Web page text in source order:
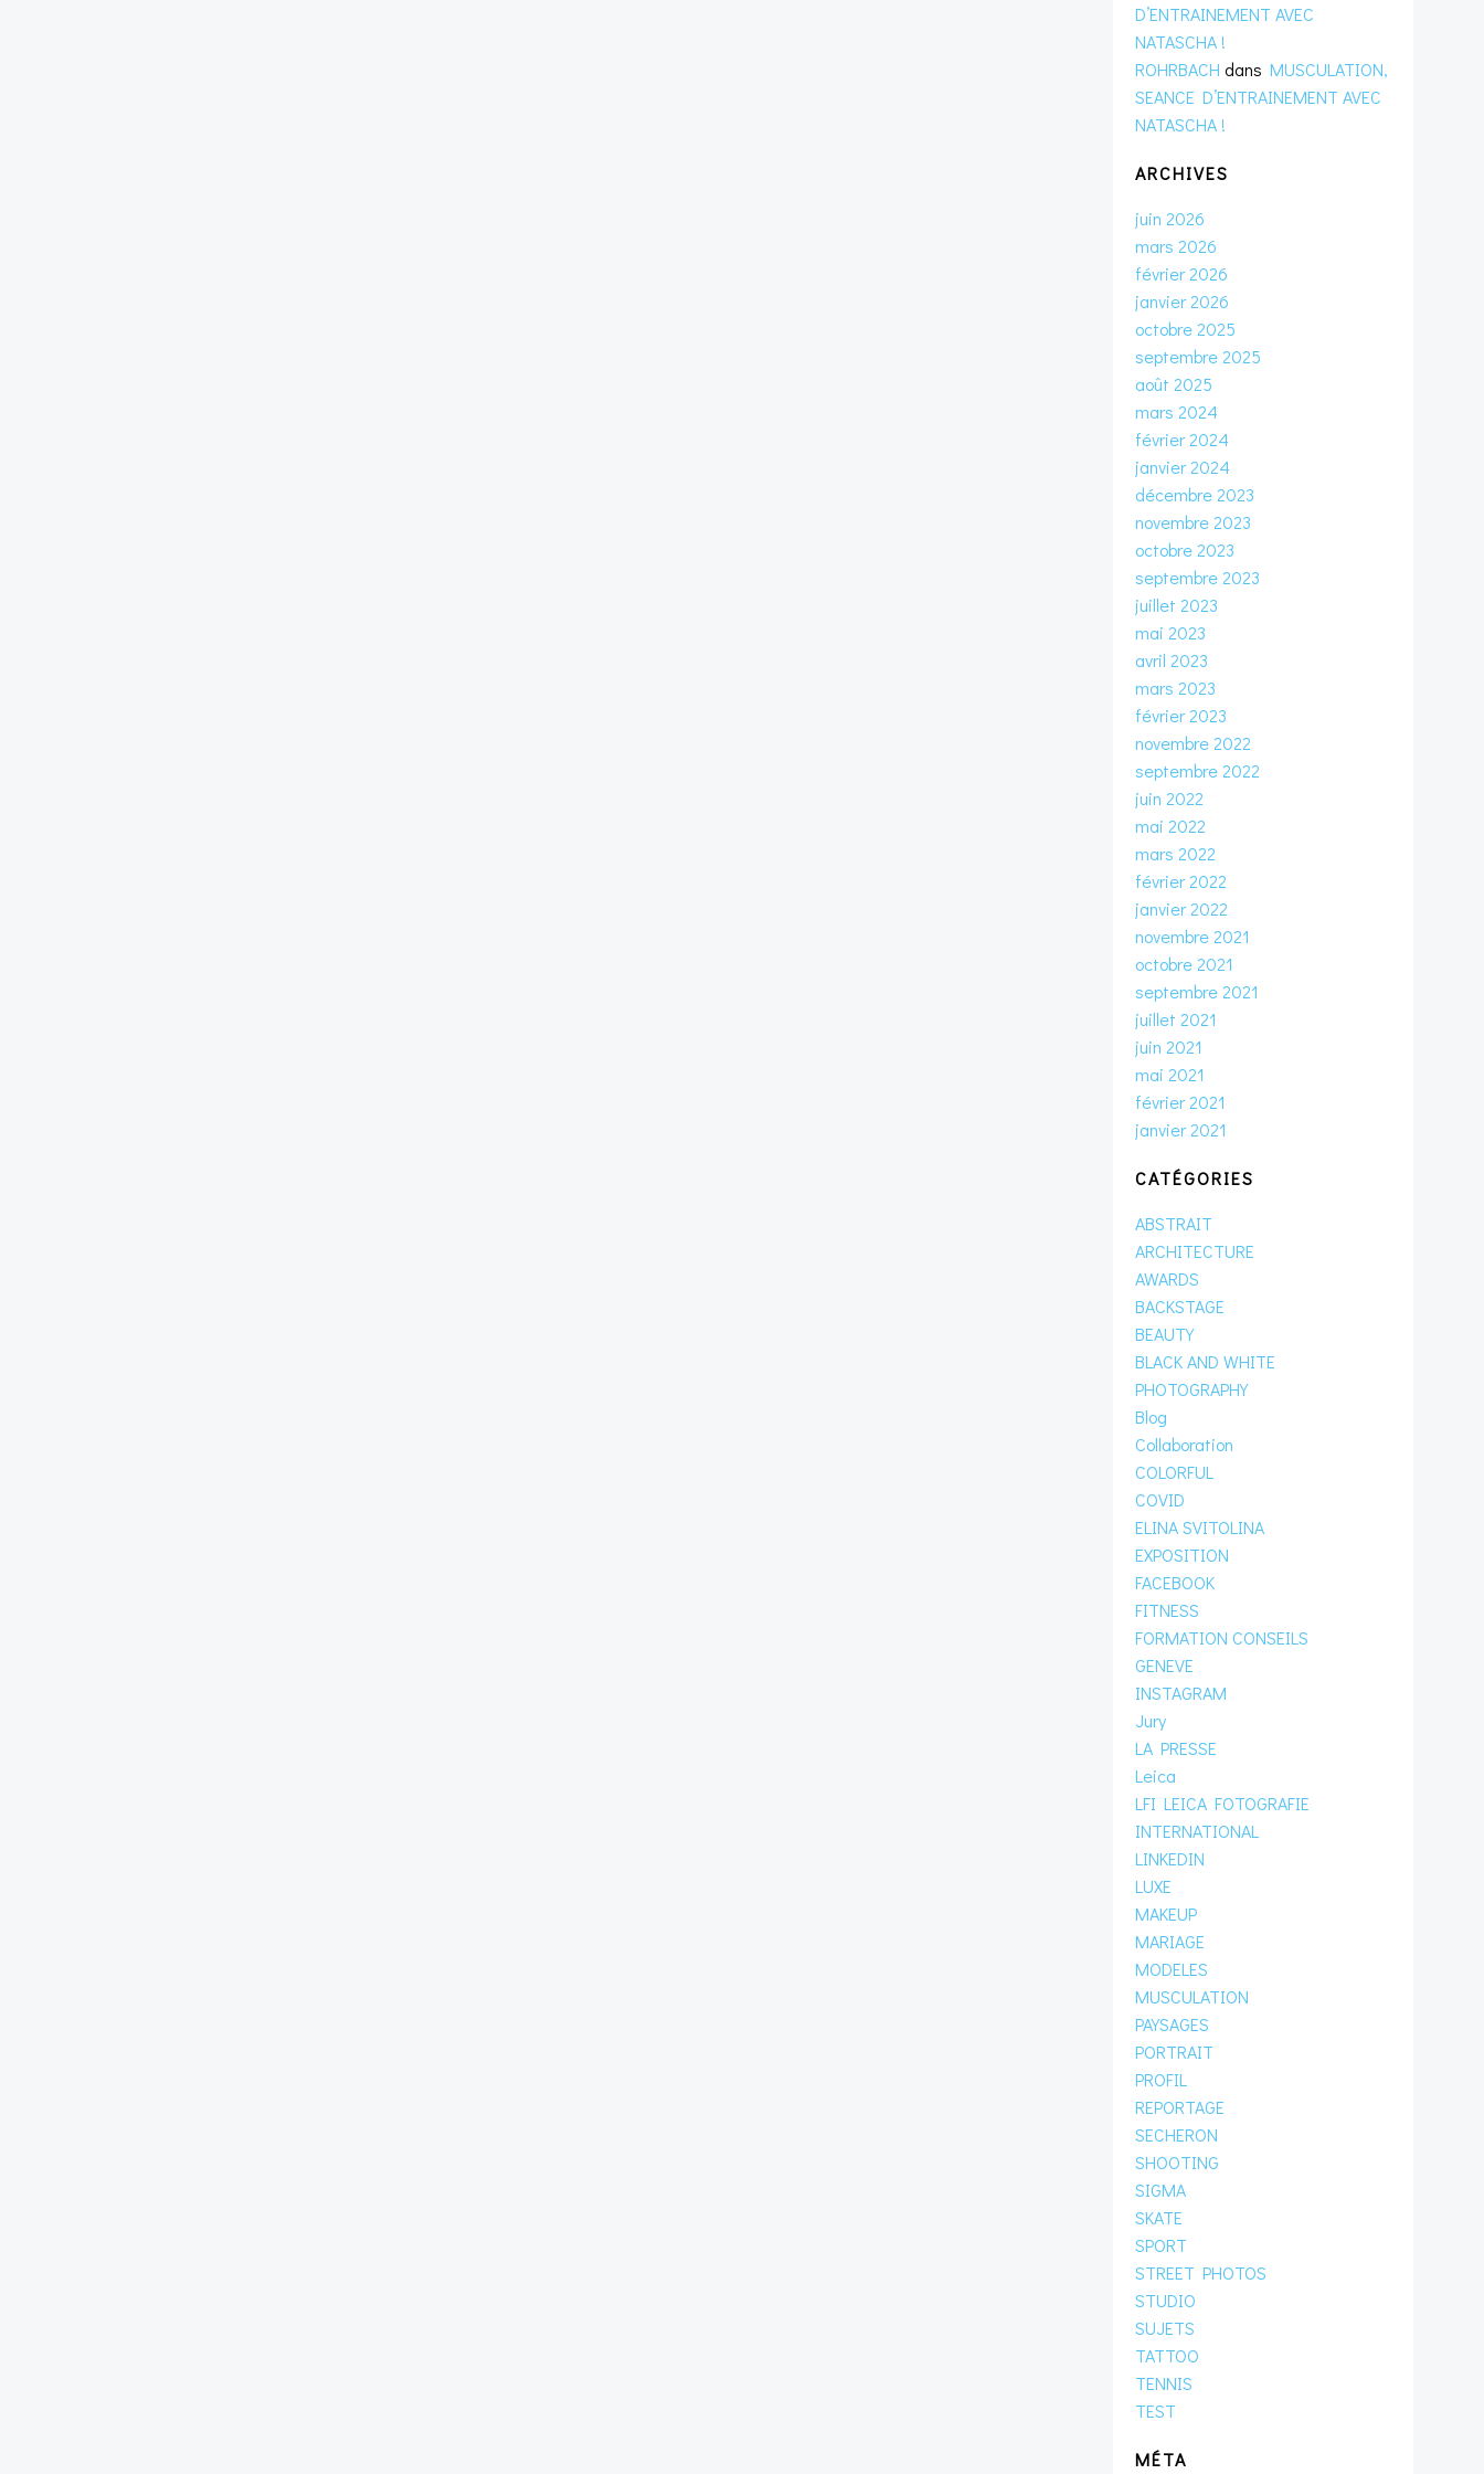
D’ENTRAINEMENT AVEC
NATASCHA !
ROHRBACH dans MUSCULATION,
SEANCE D’ENTRAINEMENT AVEC
NATASCHA !
ARCHIVES
juin 2026
mars 2026
février 2026
janvier 2026
octobre 2025
septembre 2025
août 2025
mars 2024
février 2024
janvier 2024
décembre 2023
novembre 2023
octobre 2023
septembre 2023
juillet 2023
mai 2023
avril 2023
mars 2023
février 2023
novembre 2022
septembre 2022
juin 2022
mai 2022
mars 2022
février 2022
janvier 2022
novembre 2021
octobre 2021
septembre 2021
juillet 2021
juin 2021
mai 2021
février 2021
janvier 2021
CATÉGORIES
ABSTRAIT
ARCHITECTURE
AWARDS
BACKSTAGE
BEAUTY
BLACK AND WHITE
PHOTOGRAPHY
Blog
Collaboration
COLORFUL
COVID
ELINA SVITOLINA
EXPOSITION
FACEBOOK
FITNESS
FORMATION CONSEILS
GENEVE
INSTAGRAM
Jury
LA PRESSE
Leica
LFI LEICA FOTOGRAFIE
INTERNATIONAL
LINKEDIN
LUXE
MAKEUP
MARIAGE
MODELES
MUSCULATION
PAYSAGES
PORTRAIT
PROFIL
REPORTAGE
SECHERON
SHOOTING
SIGMA
SKATE
SPORT
STREET PHOTOS
STUDIO
SUJETS
TATTOO
TENNIS
TEST
MÉTA